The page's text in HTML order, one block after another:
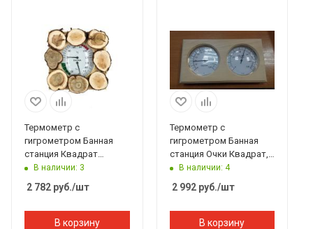
Термометр с
гигрометром Банная
станция Квадрат
можжевел.
(натур.форма) TH-11JN,
212F, Банный Эксперт
В наличии: 3
2 782 руб./шт
В корзину
Термометр с
гигрометром Банная
станция Очки Квадрат,
липа, TH-21L, 212F,
Банный Эксперт
В наличии: 4
2 992руб./шт
В корзину